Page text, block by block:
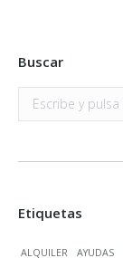
Buscar
Buscar:
Etiquetas
ALQUILER AYUDAS